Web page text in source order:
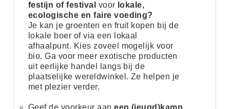
festijn of festival voor lokale,
ecologische en faire voeding?
Je kan je groenten en fruit kopen bij de
lokale boer ofvia een lokaal
afhaalpunt. Kies zoveel mogelijk voor
bio.Ga voor meer exotische producten
uit eerlijke handel langs bij de
plaatselijke wereldwinkel. Ze helpen je
met plezier verder.